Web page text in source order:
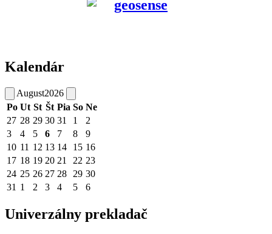
Kalendár
August2026
Po Ut St Št Pia So Ne
27 28 29 30 31 1
2
3
4 5 6 7 8
9
10 11 12 13 14 15 16
17 18 19 20 21 22 23
24 25 26 27 28 29 30
31 1 2 3 4 5 6
Univerzálny prekladač